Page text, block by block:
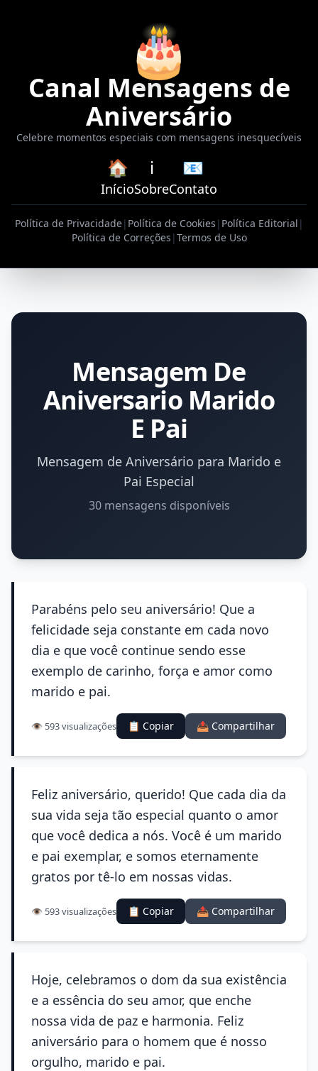
🎂
Canal Mensagens de
Aniversário
Celebre momentos especiais com mensagens inesquecíveis
🏠
Início
ℹ️
Sobre
📧
Contato
Política de Privacidade| Política de Cookies | Política Editorial |
Política de Correções |Termos de Uso
Mensagem De
Aniversario Marido
E Pai
Mensagem de Aniversário para Marido e
Pai Especial
30 mensagens disponíveis
Parabéns pelo seu aniversário! Que a
felicidade seja constante em cada novo
dia e que você continue sendo esse
exemplo de carinho, força e amor como
marido e pai.
👁️ 593 visualizações 📋 Copiar 📤 Compartilhar
Feliz aniversário, querido! Que cada dia da
sua vida seja tão especial quanto o amor
que você dedica a nós. Você é um marido
e pai exemplar, e somos eternamente
gratos por tê-lo em nossas vidas.
👁️ 593 visualizações 📋 Copiar 📤 Compartilhar
Hoje, celebramos o dom da sua existência
e a essência do seu amor, que enche
nossa vida de paz e harmonia. Feliz
aniversário para o homem que é nosso
orgulho, marido e pai.